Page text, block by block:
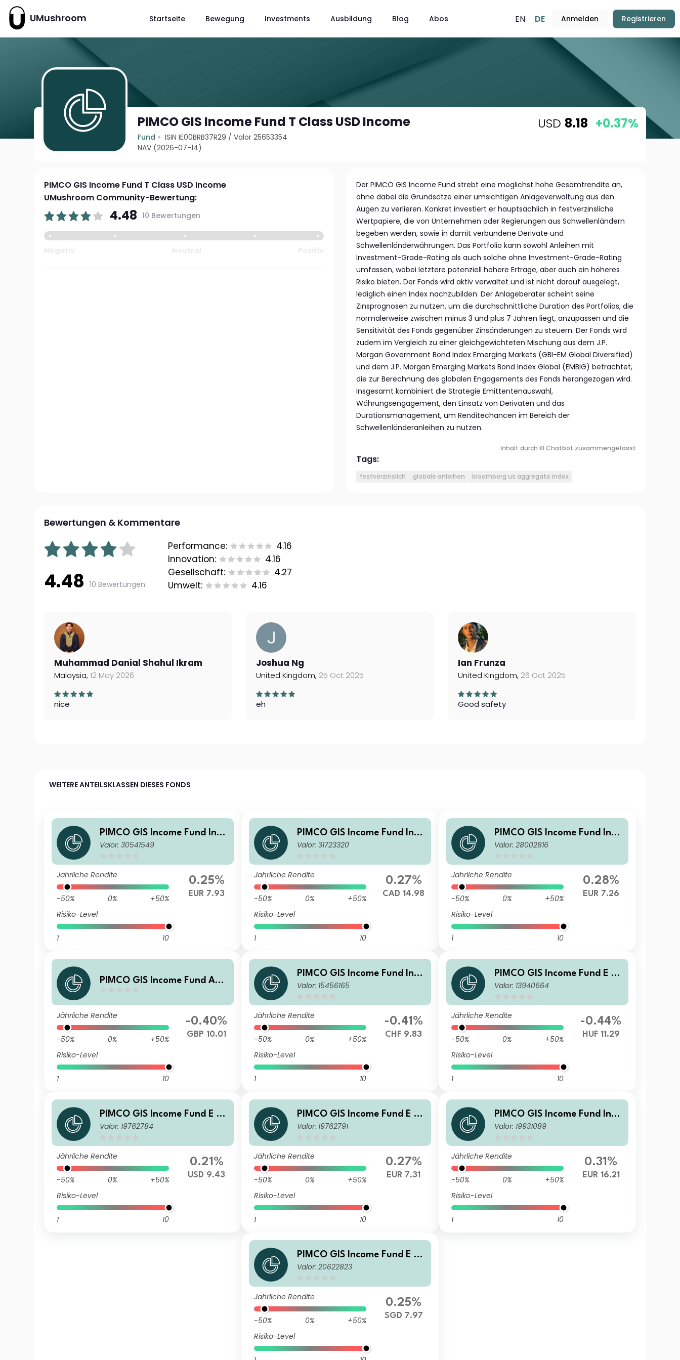
UMushroom Startseite Bewegung Investments Ausbildung Blog Abos EN DE Anmelden Registrieren
PIMCO GIS Income Fund T Class USD Income
Fund ISIN IE00BRB37R29 /Valor 25653354
NAV (2026-07-14)
USD 8.18 +0.37%
PIMCO GIS Income Fund T Class USD Income
UMushroom Community-Bewertung:
4.48 10 Bewertungen
Der PIMCO GIS Income Fund strebt eine möglichst hohe Gesamtrendite an,
ohne dabei die Grundsätze einer umsichtigen Anlageverwaltung aus den
Augen zu verlieren. Konkret investiert er hauptsächlich in festverzinsliche
Wertpapiere, die von Unternehmen oder Regierungen aus Schwellenländern
begeben werden, sowie in damit verbundene Derivate und
Schwellenländerwährungen. Das Portfolio kann sowohl Anleihen mit
Investment-Grade-Rating als auch solche ohne Investment-Grade-Rating
umfassen, wobei letztere potenziell höhere Erträge, aber auch ein höheres
Risiko bieten. Der Fonds wird aktiv verwaltet und ist nicht darauf ausgelegt,
lediglich einen Index nachzubilden: Der Anlageberater scheint seine
Zinsprognosen zu nutzen, um die durchschnittliche Duration des Portfolios, die
normalerweise zwischen minus 3 und plus 7 Jahren liegt, anzupassen und die
Sensitivität des Fonds gegenüber Zinsänderungen zu steuern. Der Fonds wird
zudem im Vergleich zu einer gleichgewichteten Mischung aus dem J.P.
Morgan Government Bond Index Emerging Markets (GBI-EM Global Diversified)
und dem J.P. Morgan Emerging Markets Bond Index Global (EMBIG) betrachtet,
die zur Berechnung des globalen Engagements des Fonds herangezogen wird.
Insgesamt kombiniert die Strategie Emittentenauswahl,
Währungsengagement, den Einsatz von Derivaten und das
Durationsmanagement, um Renditechancen im Bereich der
Schwellenländeranleihen zu nutzen.
Inhalt durch KI Chatbot zusammengefasst
Tags:
festverzinslich globale anleihen bloomberg us aggregate index
Bewertungen & Kommentare
4.48 10 Bewertungen
Performance:
4.16
Innovation:
4.16
Gesellschaft:
4.27
Umwelt:
4.16
Muhammad Danial Shahul Ikram
Malaysia,12 May 2026
nice
Joshua Ng
United Kingdom, 25 Oct 2025
eh
Ian Frunza
United Kingdom, 26 Oct 2025
Good safety
WEITERE ANTEILSKLASSEN DIESES FONDS
PIMCO GIS Income Fund Inve
stor EUR (Hedged) Income A
Valor: 30541549
Jährliche Rendite
-50% 0%
+50%
Risiko-Level
1 10
0.25%
EUR 7.93
PIMCO GIS Income Fund Insti
tutional CAD (Hedged) Accu
Valor: 31723320
Jährliche Rendite
-50% 0%
+50%
Risiko-Level
1 10
0.27%
CAD 14.98
PIMCO GIS Income Fund Inve
stor EUR (Hedged) Income
Valor: 28002816
Jährliche Rendite
-50% 0%
+50%
Risiko-Level
1 10
0.28%
EUR 7.26
PIMCO GIS Income Fund Ad
ccumulation
Jährliche Rendite
-50% 0%
+50%
Risiko-Level
1 10
-0.40%
GBP 10.01
PIMCO GIS Income Fund Inve
stor CHF (Hedged) Income
Valor: 15456165
Jährliche Rendite
-50% 0%
+50%
Risiko-Level
1 10
-0.41%
CHF 9.83
PIMCO GIS Income Fund E Cl
ass HUF (Hedged) Accumulat
Valor: 13940664
Jährliche Rendite
-50% 0%
+50%
Risiko-Level
1 10
-0.44%
HUF 11.29
PIMCO GIS Income Fund E Cl
ass USD Income
Valor: 19762784
Jährliche Rendite
-50% 0%
+50%
Risiko-Level
1 10
0.21%
USD 9.43
PIMCO GIS Income Fund E Cl
ass EUR (Hedged) Income
Valor: 19762791
Jährliche Rendite
-50% 0%
+50%
Risiko-Level
1 10
0.27%
EUR 7.31
PIMCO GIS Income Fund Insti
tutional EUR (Hedged) Accu
Valor: 19931089
Jährliche Rendite
-50% 0%
+50%
Risiko-Level
1 10
0.31%
EUR 16.21
PIMCO GIS Income Fund E Cl
ass SGD (Hedged) Income
Valor: 20622823
Jährliche Rendite
-50% 0%
+50%
Risiko-Level
0.25%
SGD 7.97